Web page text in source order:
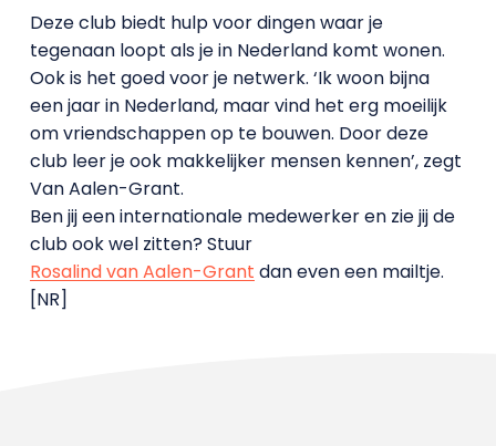
Deze club biedt hulp voor dingen waar je
tegenaan loopt als je in Nederland komt wonen.
Ook is het goed voor je netwerk. ‘Ik woon bijna
een jaar in Nederland, maar vind het erg moeilijk
om vriendschappen op te bouwen. Door deze
club leer je ook makkelijker mensen kennen’, zegt
Van Aalen-Grant.
Ben jij een internationale medewerker en zie jij de
club ook wel zitten? Stuur
Rosalind van Aalen-Grant dan even een mailtje.
[NR]